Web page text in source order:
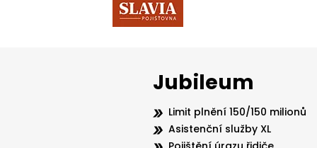
Jubileum
Limit plnění 150/150 milionů
Asistenční služby XL